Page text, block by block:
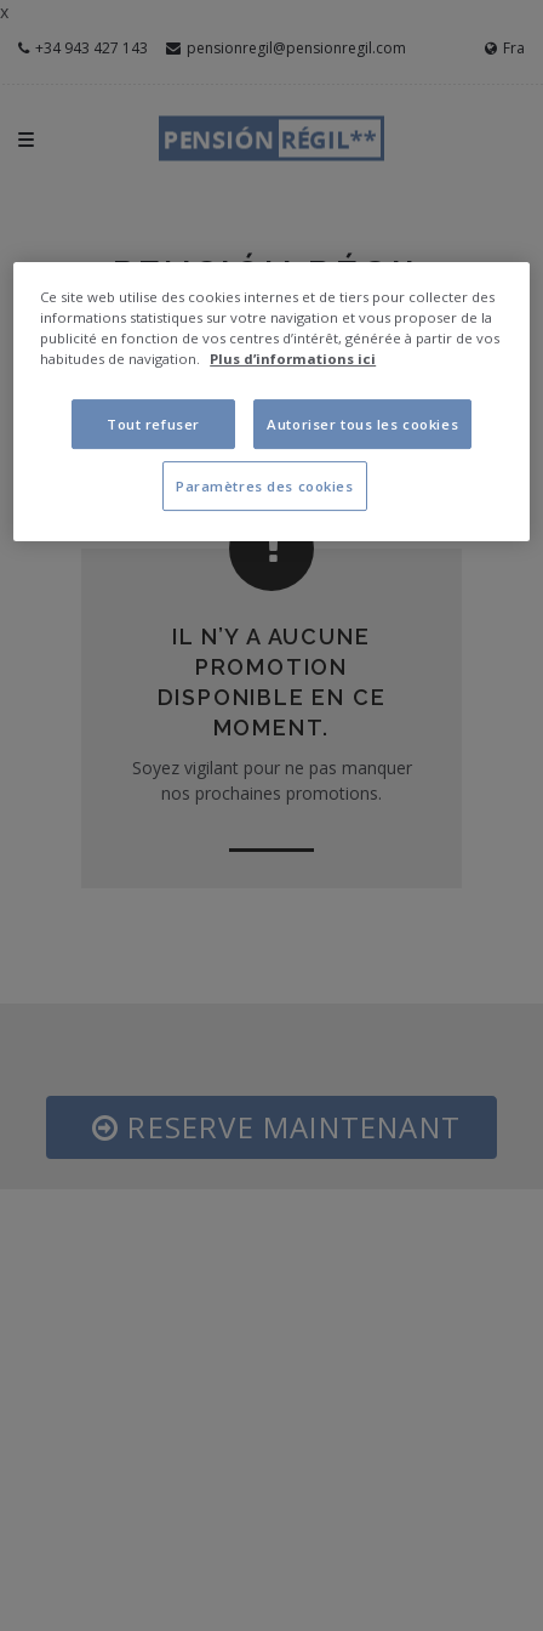
x
+34 943 427 143 pensionregil@pensionregil.com Fra
PENSIÓN RÉGIL
PROMOTIONS
IL N’Y A AUCUNE
PROMOTION
DISPONIBLE EN CE
MOMENT.
Soyez vigilant pour ne pas manquer
nos prochaines promotions.
RESERVE MAINTENANT
Ce site web utilise des cookies internes et de tiers pour collecter des
informations statistiques sur votre navigation et vous proposer de la
publicité en fonction de vos centres d’intérêt, générée à partir de vos
habitudes de navigation.
Plus d’informations ici
Tout refuser Autoriser tous les cookies
Paramètres des cookies